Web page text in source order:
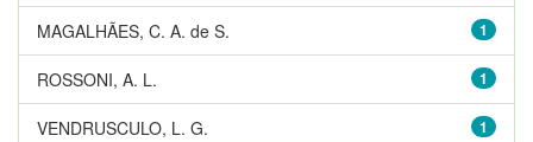
1
MAGALHÃES, C. A. de S.
1
ROSSONI, A. L.
1
VENDRUSCULO, L. G.